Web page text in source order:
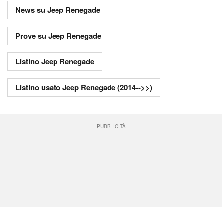
News su Jeep Renegade
Prove su Jeep Renegade
Listino Jeep Renegade
Listino usato Jeep Renegade (2014-->>)
PUBBLICITÀ